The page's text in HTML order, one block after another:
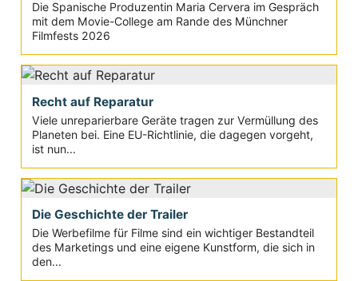
Die Spanische Produzentin Maria Cervera im Gespräch
mit dem Movie-College am Rande des Münchner
Filmfests 2026
Recht auf Reparatur
Viele unreparierbare Geräte tragen zur Vermüllung des
Planeten bei. Eine EU-Richtlinie, die dagegen vorgeht,
ist nun...
Die Geschichte der Trailer
Die Werbefilme für Filme sind ein wichtiger Bestandteil
des Marketings und eine eigene Kunstform, die sich in
den...